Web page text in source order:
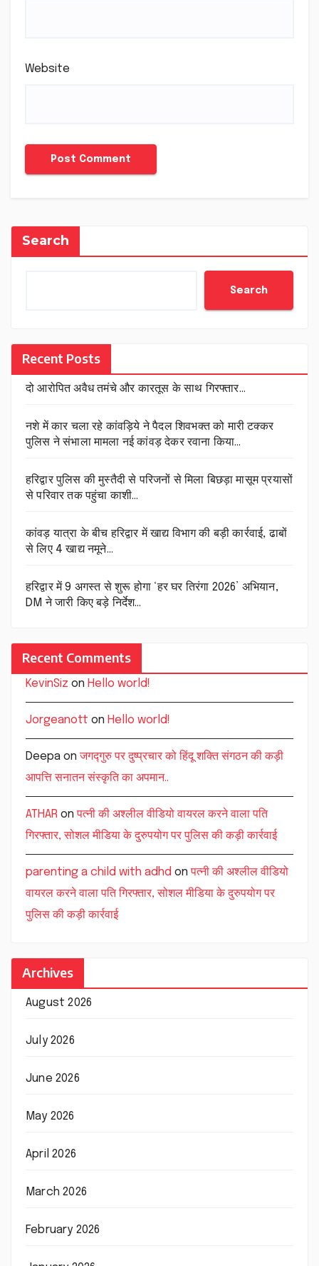
Website
Search
Search
Recent Posts
दो आरोपित अवैध तमंचे और कारतूस के साथ गिरफ्तार…
नशे में कार चला रहे कांवड़िये ने पैदल शिवभक्त को मारी टक्कर
पुलिस ने संभाला मामला नई कांवड़ देकर रवाना किया…
हरिद्वार पुलिस की मुस्तैदी से परिजनों से मिला बिछड़ा मासूम प्रयासों
से परिवार तक पहुंचा काशी…
कांवड़ यात्रा के बीच हरिद्वार में खाद्य विभाग की बड़ी कार्रवाई, ढाबों
से लिए 4 खाद्य नमूने…
हरिद्वार में 9 अगस्त से शुरू होगा ‘हर घर तिरंगा 2026’ अभियान,
DM ने जारी किए बड़े निर्देश…
Recent Comments
KevinSiz on Hello world!
Jorgeanott on Hello world!
Deepa onजगद्गुरु पर दुष्प्रचार को हिंदू शक्ति संगठन की कड़ी
आपत्ति सनातन संस्कृति का अपमान..
ATHAR onपत्नी की अश्लील वीडियो वायरल करने वाला पति
गिरफ्तार, सोशल मीडिया के दुरुपयोग पर पुलिस की कड़ी कार्रवाई
parenting a child with adhd onपत्नी की अश्लील वीडियो
वायरल करने वाला पति गिरफ्तार, सोशल मीडिया के दुरुपयोग पर
पुलिस की कड़ी कार्रवाई
Archives
August 2026
July 2026
June 2026
May 2026
April 2026
March 2026
February 2026